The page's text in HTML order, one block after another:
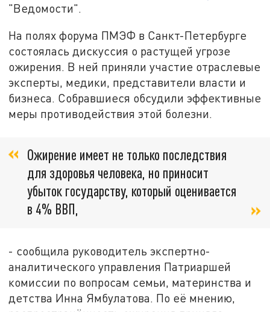
"Ведомости".
На полях форума ПМЭФ в Санкт-Петербурге
состоялась дискуссия о растущей угрозе
ожирения. В ней приняли участие отраслевые
эксперты, медики, представители власти и
бизнеса. Собравшиеся обсудили эффективные
меры противодействия этой болезни.
Ожирение имеет не только последствия
для здоровья человека, но приносит
убыток государству, который оценивается
в 4% ВВП,
- сообщила руководитель экспертно-
аналитического управления Патриаршей
комиссии по вопросам семьи, материнства и
детства Инна Ямбулатова. По её мнению,